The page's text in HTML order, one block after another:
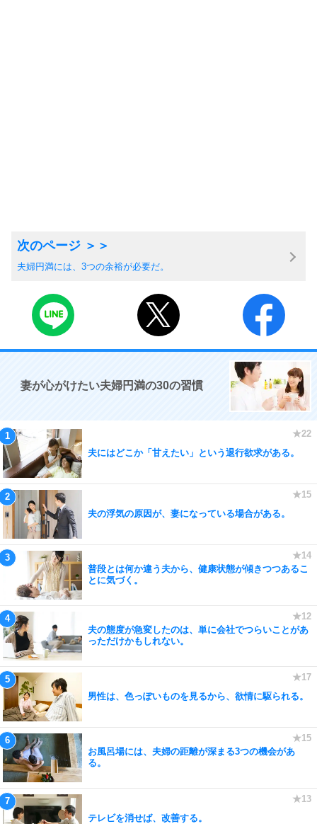
夫婦円満には、3つの余裕が必要だ。
妻が心がけたい夫婦円満の30の習慣
夫にはどこか「甘えたい」という退行欲求がある。
夫の浮気の原因が、妻になっている場合がある。
普段とは何か違う夫から、健康状態が傾きつつあるこ
とに気づく。
夫の態度が急変したのは、単に会社でつらいことがあ
っただけかもしれない。
男性は、色っぽいものを見るから、欲情に駆られる。
お風呂場には、夫婦の距離が深まる3つの機会があ
る。
テレビを消せば、改善する。